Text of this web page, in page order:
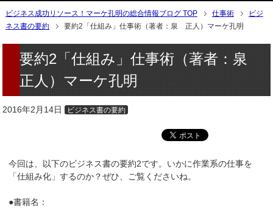
ビジネス成功リソース！マーケ孔明の総合情報ブログ TOP 仕事術
ビジ
ネス書の要約
要約2「仕組み」仕事術（著者：泉 正人）マーケ孔明
要約2「仕組み」仕事術（著者：泉
正人）マーケ孔明
2016年2月14日 ビジネス書の要約
今回は、以下のビジネス書の要約2です。いかに作業系の仕事を
「仕組み化」するのか？ぜひ、ご覧くださいね。
●書籍名：